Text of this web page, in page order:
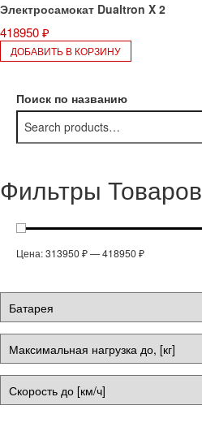
Электросамокат Dualtron X 2
418950₽
ДОБАВИТЬ В КОРЗИНУ
Поиск по названию
Фильтры Товаров
Цена:313950 ₽—418950 ₽